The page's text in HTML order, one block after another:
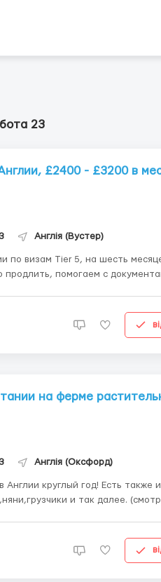
23
£2400 - £3200 в
Англія (Вустер)
по визам Tier 5, на шесть
помогаем с
депортации в Европе...
на ферме
Англія (Оксфорд)
круглый год! Есть также
и так далее.
3400/4080+ £ Требования:...